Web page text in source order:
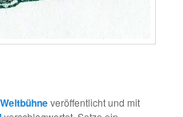
Weltbühneveröffentlicht und mit